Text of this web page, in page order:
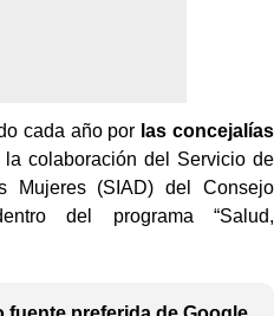
cada año por las concejalías
la colaboración del Servicio de
Mujeres (SIAD) del Consejo
del programa “Salud,